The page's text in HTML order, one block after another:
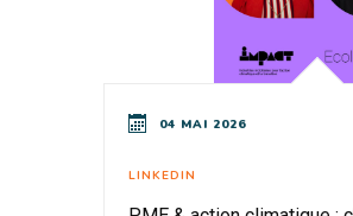
04 MAI 2026
LINKEDIN